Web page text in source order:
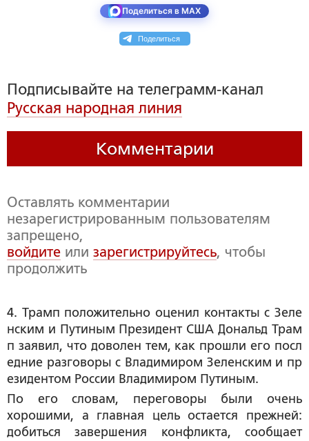
Поделиться в MAX
Поделиться
Подписывайте на телеграмм-канал
Русская народная линия
Комментарии
Оставлять комментарии
незарегистрированным пользователям
запрещено,
войдите или зарегистрируйтесь, чтобы
продолжить
4. Трамп положительно оценил контакты с Зеле
нским и Путиным Президент США Дональд Трам
п заявил, что доволен тем, как прошли его посл
едние разговоры с Владимиром Зеленским и пр
езидентом России Владимиром Путиным.
По его словам, переговоры были очень
хорошими, а главная цель остается прежней:
добиться завершения конфликта, сообщает